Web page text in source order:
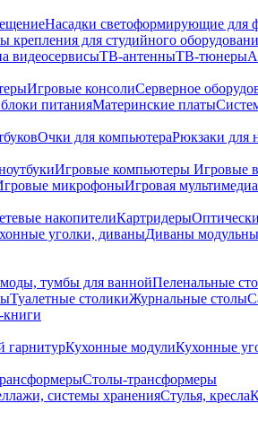
Насадки светоформирующие для
крепления для студийного
видеосервисыТВ-антенныТВ-тюнеры
Игровые консолиСерверное
питанияМатеринские платы
Очки для компьютераРюкзаки для
Игровые компьютеры Игровые
микрофоныИгровая
накопителиКартридеры
уголки, диваныДиваны
тумбы для ваннойПеленальные
Туалетные столикиЖурнальные столы
гарнитурКухонные модулиКухонные
Столы-трансформеры
системы храненияСтулья, кресла